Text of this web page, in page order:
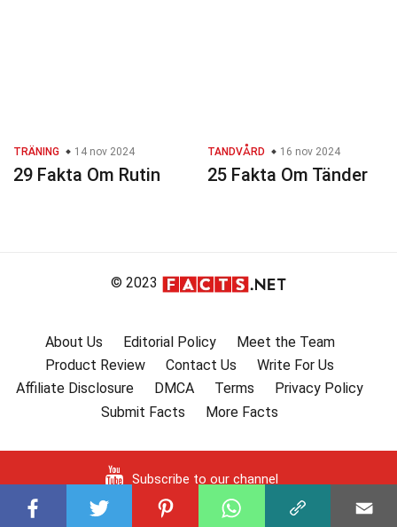
TRÄNING 14 nov 2024
29 Fakta Om Rutin
TANDVÅRD 16 nov 2024
25 Fakta Om Tänder
© 2023
About Us Editorial Policy
Meet the Team
Product Review
Contact Us
Write For Us
Affiliate Disclosure
DMCA Terms
Privacy Policy
Submit Facts
More Facts
Subscribe to our channel